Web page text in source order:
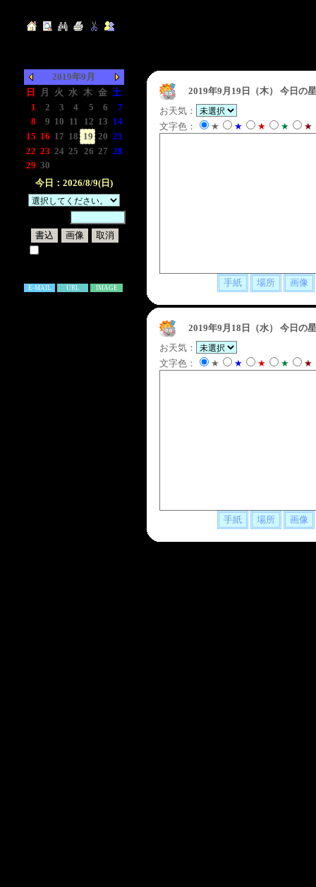
2019年9月
日
月 火 水 木 金 土
1
2 3 4 5 6
7
8
9 10 11 12 13 14
15 16 17 18 19 20 21
22 23 24 25 26 27 28
29 30
今日：2026/8/9(日)
E-MAIL URL IMAGE
2019年9月19日（木）
今日の
お天気：
文字色：
★ ★ ★ ★ ★
2019年9月18日（水）
今日の
お天気：
文字色：
★ ★ ★ ★ ★